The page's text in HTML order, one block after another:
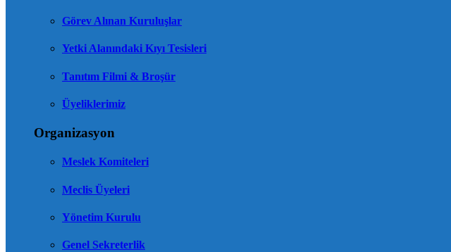
Görev Alınan Kuruluşlar
Yetki Alanındaki Kıyı Tesisleri
Tanıtım Filmi & Broşür
Üyeliklerimiz
Organizasyon
Meslek Komiteleri
Meclis Üyeleri
Yönetim Kurulu
Genel Sekreterlik